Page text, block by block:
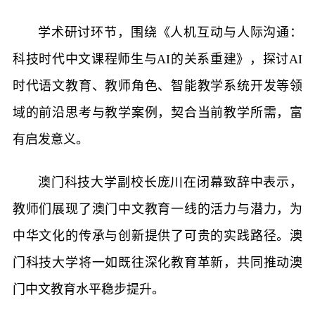
学术研讨环节，围绕《人机互动与人际沟通：
科技时代中文课程师生与AI的关系重建》，探讨AI
时代语文教育、教师角色、智能教学系统开发等领
域的前沿思考与教学案例，契合当前教学所需，富
有启发意义。
澳门科技大学副校长庞川在闭幕致辞中表示，
教师们展现了澳门中文教育一线的活力与潜力，为
中华文化的传承与创新提供了可贵的实践路径。澳
门科技大学将一如既往深化教育革新，共同推动澳
门中文教育水平稳步提升。